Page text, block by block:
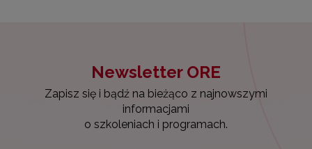
Newsletter ORE
Zapisz się i bądź na bieżąco z najnowszymi
informacjami
o szkoleniach i programach.